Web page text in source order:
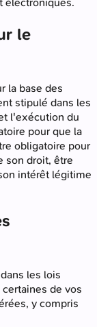
le
la base des
stipulé dans les
l'exécution du
pour que la
obligatoire pour
son droit, être
intérêt légitime
les lois
de vos
y compris